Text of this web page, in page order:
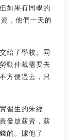
如果有同學的
，他們一天的
給了學校。同
動仲裁需要去
方便過去，只
習生的朱經
發放薪資，薪
的。據他了